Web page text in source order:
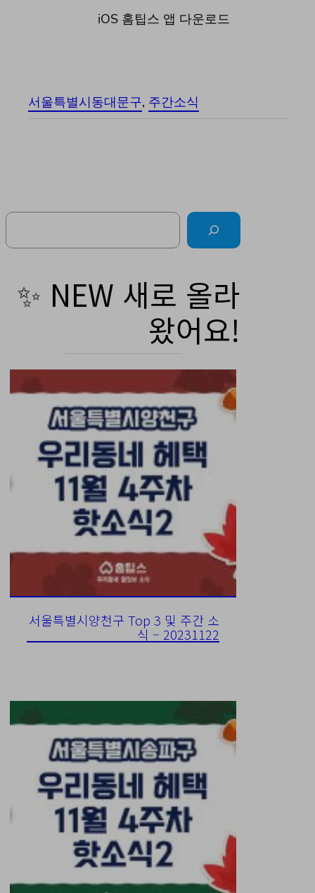
iOS 홈팁스 앱 다운로드
서울특별시동대문구, 주간소식
Search
✨ NEW 새로 올라
왔어요!
서울특별시양천구 Top 3 및 주간 소
식 – 20231122